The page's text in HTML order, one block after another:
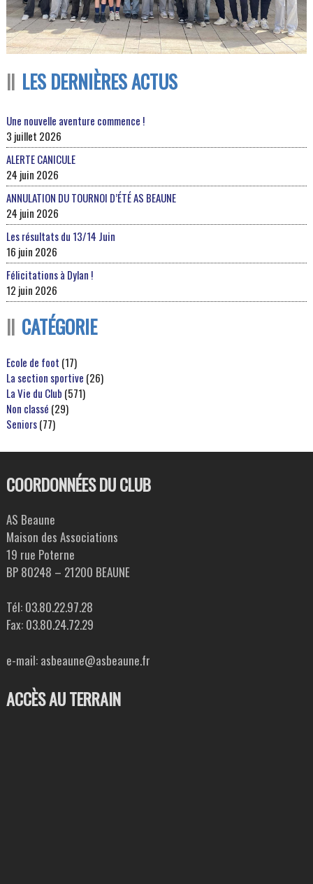
LES DERNIÈRES ACTUS
Une nouvelle aventure commence !
3 juillet 2026
ALERTE CANICULE
24 juin 2026
ANNULATION DU TOURNOI D’ÉTÉ AS BEAUNE
24 juin 2026
Les résultats du 13/14 Juin
16 juin 2026
Félicitations à Dylan !
12 juin 2026
CATÉGORIE
Ecole de foot (17)
La section sportive (26)
La Vie du Club (571)
Non classé (29)
Seniors(77)
COORDONNÉES DU CLUB
AS Beaune
Maison des Associations
19 rue Poterne
BP 80248 – 21200 BEAUNE
Tél: 03.80.22.97.28
Fax: 03.80.24.72.29
e-mail: asbeaune@asbeaune.fr
ACCÈS AU TERRAIN